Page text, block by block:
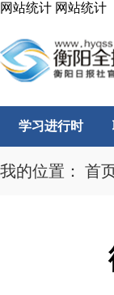
网站统计 网站统计
学习进行时
我的位置： 首